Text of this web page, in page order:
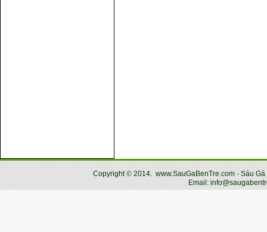
Copyright© 2014. www.SauGaBenTre.com - Sáu
Email: